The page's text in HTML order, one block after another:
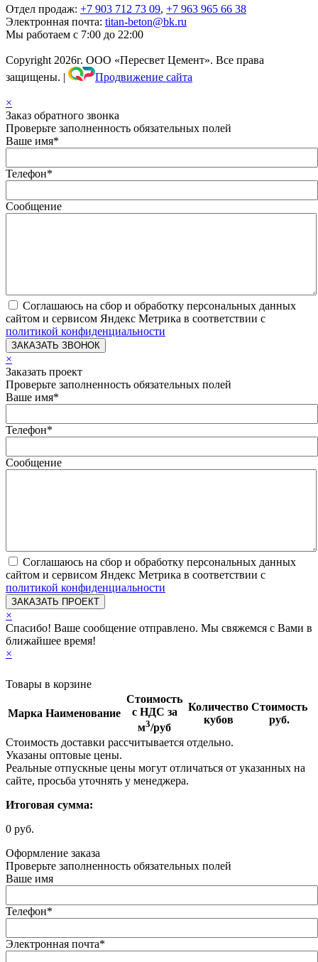
Отдел продаж: +7 903 712 73 09, +7 963 965 66 38
Электронная почта: titan-beton@bk.ru
Мы работаем с 7:00 до 22:00
Copyright 2026г. ООО «Пересвет Цемент». Все права
защищены. | Продвижение сайта
×
Заказ обратного звонка
Проверьте заполненность обязательных полей
Ваше имя*
Телефон*
Сообщение
Соглашаюсь на сбор и обработку персональных данных
сайтом и сервисом Яндекс Метрика в соответствии с
политикой конфиденциальности
×
Заказать проект
Проверьте заполненность обязательных полей
Ваше имя*
Телефон*
Сообщение
Соглашаюсь на сбор и обработку персональных данных
сайтом и сервисом Яндекс Метрика в соответствии с
политикой конфиденциальности
×
Спасибо! Ваше сообщение отправлено. Мы свяжемся с Вами в
ближайшее время!
×
Товары в корзине
Марка Наименование
Стоимость
с НДС за
м3/руб
Количество
кубов
Стоимость
руб.
Стоимость доставки рассчитывается отдельно.
Указаны оптовые цены.
Реальные отпускные цены могут отличаться от указанных на
сайте, просьба уточнять у менеджера.
Итоговая сумма:
0 руб.
Оформление заказа
Проверьте заполненность обязательных полей
Ваше имя
Телефон*
Электронная почта*